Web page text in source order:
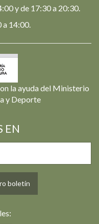
y de 17:30 a 20:30.
a 14:00.
la ayuda del Ministerio
y Deporte
EN
boletín